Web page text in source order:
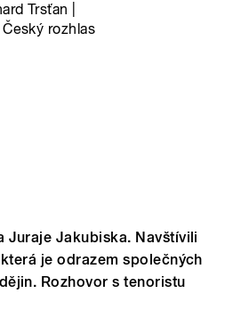
Trsťan |
Český rozhlas
Juraje Jakubiska. Navštívili
je odrazem společných
Rozhovor s tenoristu